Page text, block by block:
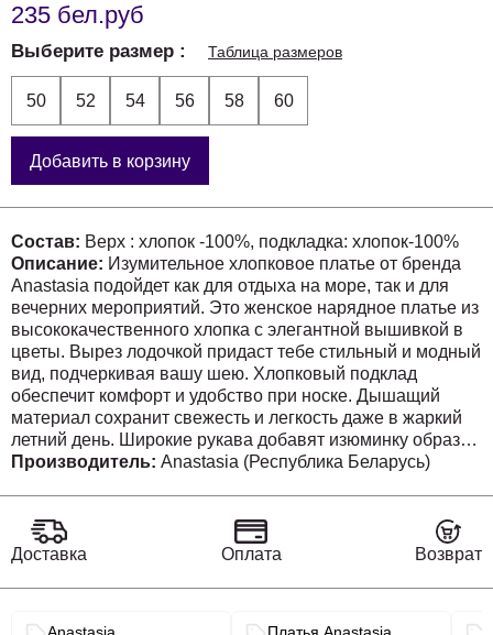
235 бел.руб
Выберите размер Таблица размеров
50 52 54 56 58 60
Добавить в корзину
Состав: Верх : хлопок -100%, подкладка: хлопок-100%
Описание: Изумительное хлопковое платье от бренда
Anastasia подойдет как для отдыха на море, так и для
вечерних мероприятий. Это женское нарядное платье из
высококачественного хлопка с элегантной вышивкой в
цветы. Вырез лодочкой придаст тебе стильный и модный
вид, подчеркивая вашу шею. Хлопковый подклад
обеспечит комфорт и удобство при носке. Дышащий
материал сохранит свежесть и легкость даже в жаркий
летний день. Широкие рукава добавят изюминку образу,
делая его более изысканным и привлекательным. Это
выпускном или просто на прогулке. Это платье идеально
подойдет для беременных. Позвольте себе окунуться в
платьем от «Анастасия». Насладитесь каждым
Производитель: Anastasia (Республика Беларусь)
Доставка Оплата Возврат
Связанные разделы каталога